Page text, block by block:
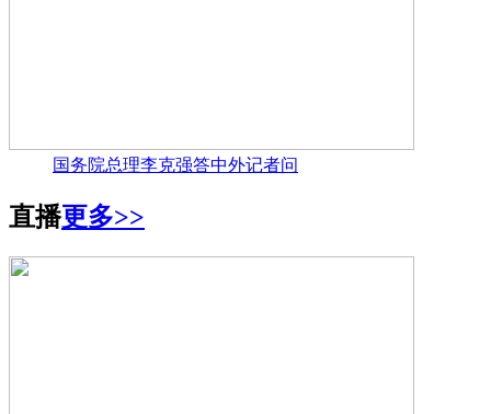
国务院总理李克强答中外记者问
直播更多>>